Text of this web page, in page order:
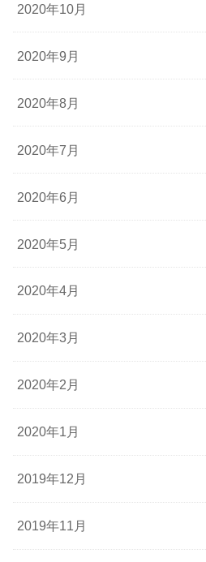
2020年10月
2020年9月
2020年8月
2020年7月
2020年6月
2020年5月
2020年4月
2020年3月
2020年2月
2020年1月
2019年12月
2019年11月